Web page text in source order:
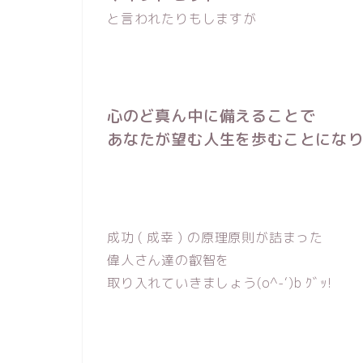
と言われたりもしますが
心のど真ん中に備えることで
あなたが望む人生を歩むことにな
成功 ( 成幸 ) の原理原則が詰まった
偉人さん達の叡智を
取り入れていきましょう(o^-‘)b ｸﾞｯ!